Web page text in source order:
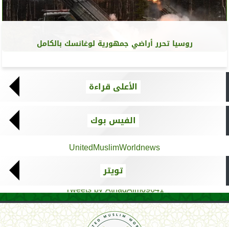
روسيا تحرر أراضي جمهورية لوغانسك بالكامل
الأعلى قراءة
الفيس بوك
UnitedMuslimWorldnews
تويتر
Tweets by AthadAlm69641